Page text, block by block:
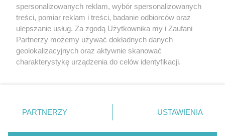
Prywatność Reklama Redakcja Praca Kielce
Facebook.com
Youtube.com
spersonalizowanych reklam, wybór spersonalizowanych
treści, pomiar reklam i treści, badanie odbiorców oraz
ulepszanie usług. Za zgodą Użytkownika my i Zaufani
Partnerzy możemy używać dokładnych danych
geolokalizacyjnych oraz aktywnie skanować
charakterystykę urządzenia do celów identyfikacji.
zmienić/wycofać klikając przycisk ustawień prywatności
znajdujący się w lewym dolnym rogu strony
. Niektóre
PARTNERZY USTAWIENIA